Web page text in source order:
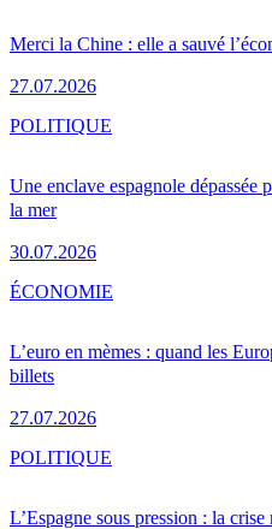
Merci la Chine : elle a sauvé
27.07.2026
Une enclave espagnole
la mer
30.07.2026
POLITIQUE
L’euro en mèmes : quand les
billets
27.07.2026
ÉCONOMIE
L’Espagne sous pression : la
POLITIQUE